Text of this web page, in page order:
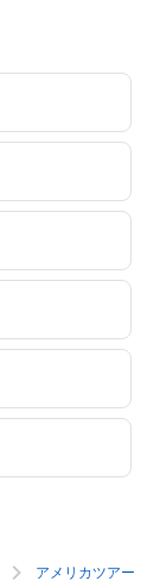
アメリカツアー